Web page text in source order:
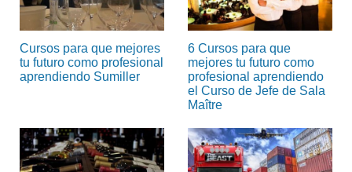
Cursos para que mejores
tu futuro como profesional
aprendiendo Sumiller
6 Cursos para que
mejores tu futuro como
profesional aprendiendo
el Curso de Jefe de Sala
Maître